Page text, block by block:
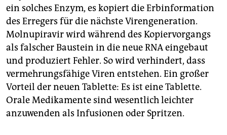
ein solches Enzym, es kopiert die Erbinformation
des Erregers für die nächste Virengeneration.
Molnupiravir wird während des Kopiervorgangs
als falscher Baustein in die neue RNA eingebaut
und produziert Fehler. So wird verhindert, dass
vermehrungsfähige Viren entstehen. Ein großer
Vorteil der neuen Tablette: Es ist eine Tablette.
Orale Medikamente sind wesentlich leichter
anzuwenden als Infusionen oder Spritzen.